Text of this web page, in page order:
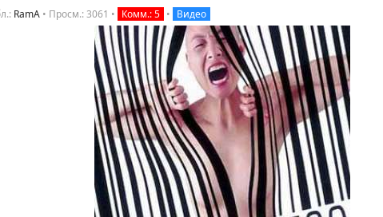
RamA • Просм.: 3061 • Комм.: 5 • Видео